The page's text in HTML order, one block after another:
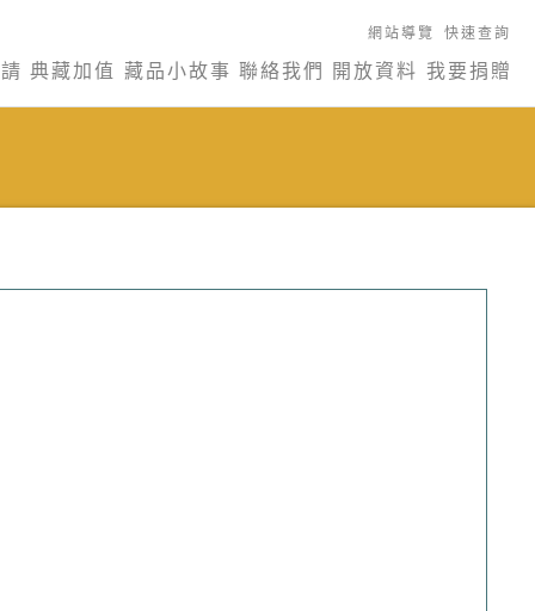
網站導覽 快速查詢
典藏加值 藏品小故事 聯絡我們 開放資料 我要捐贈